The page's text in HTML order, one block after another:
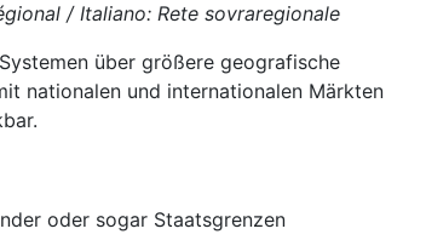
/ Italiano: Rete sovraregionale
über größere geografische
nationalen und internationalen Märkten
oder sogar Staatsgrenzen